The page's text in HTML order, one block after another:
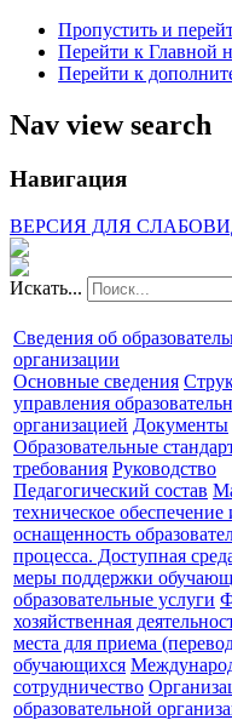
Пропустить и
Перейти к Главной
Перейти к
Nav view search
Навигация
ВЕРСИЯ ДЛЯ
Искать...
Сведения об
организации
Основные сведения
управления
организацией Документы
Образовательные
требования Руководство
Педагогический состав
техническое обеспечение
оснащенность
процесса. Доступная
меры поддержки
образовательные услуги
хозяйственная
места для приема
обучающихся
сотрудничество
образовательной